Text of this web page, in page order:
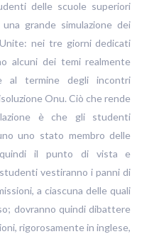
delle scuole superiori
grande simulazione dei
nei tre giorni dedicati
alcuni dei temi realmente
al termine degli incontri
Onu. Ciò che rende
è che gli studenti
uno stato membro delle
quindi il punto di vista e
vestiranno i panni di
a ciascuna delle quali
dovranno quindi dibattere
rigorosamente in inglese,